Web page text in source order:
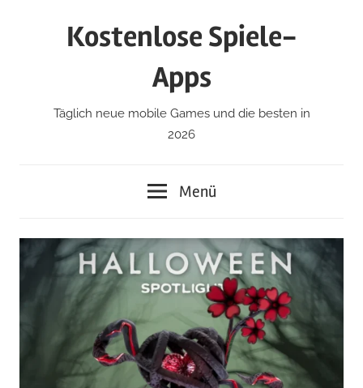
Kostenlose Spiele-
Apps
Täglich neue mobile Games und die besten in
2026
Menü